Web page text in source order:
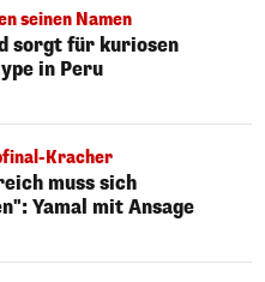
seinen Namen
sorgt für kuriosen
in Peru
Kracher
muss sich
Yamal mit Ansage